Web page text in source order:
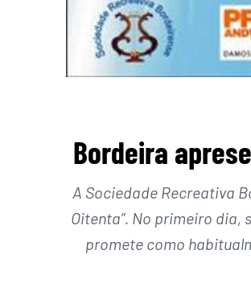
Bordeira
A Sociedade Recreativa
Oitenta”. No primeiro dia,
promete como